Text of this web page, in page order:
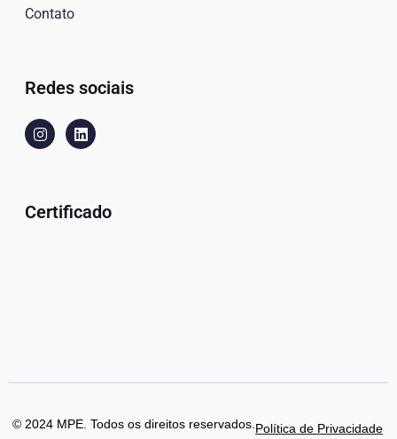
Contato
Redes sociais
Certificado
© 2024 MPE. Todos os direitos reservados.Política de Privacidade